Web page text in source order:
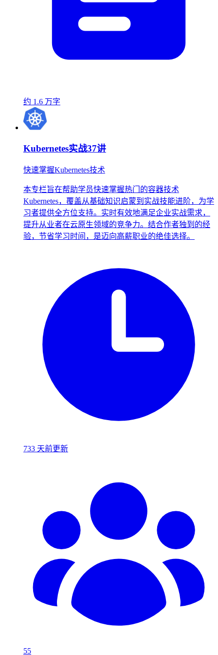
约 1.6 万字
Kubernetes实战37讲
快速掌握Kubernetes技术
本专栏旨在帮助学员快速掌握热门的容器技术
Kubernetes，覆盖从基础知识启蒙到实战技能进阶，为学
习者提供全方位支持。实时有效地满足企业实战需求，
提升从业者在云原生领域的竞争力。结合作者独到的经
验，节省学习时间，是迈向高薪职业的绝佳选择。
733 天前更新
55